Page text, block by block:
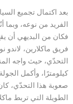
بعد اكتمال تجميع
الفريد من نوعه، وبما
فريق ماكلارين، لاندو
كيلومترًا، وأكمل
صعوبة هذا التحدّي، كان
الطويلة التي تربط